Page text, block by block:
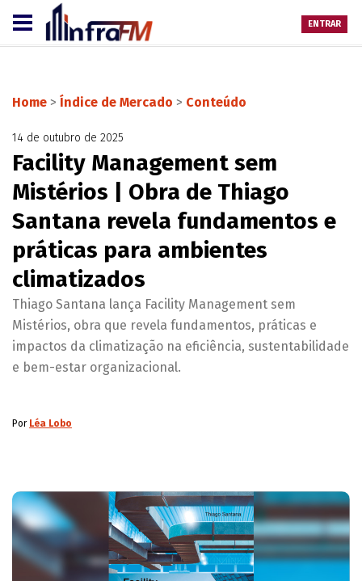
ENTRAR
Home > Índice de Mercado > Conteúdo
14 de outubro de 2025
Facility Management sem
Mistérios | Obra de Thiago
Santana revela fundamentos e
práticas para ambientes
climatizados
Thiago Santana lança Facility Management sem
Mistérios, obra que revela fundamentos, práticas e
impactos da climatização na eficiência, sustentabilidade
e bem-estar organizacional.
Por Léa Lobo